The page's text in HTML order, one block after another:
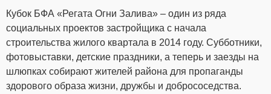
Кубок БФА «Регата Огни Залива» – один из ряда
социальных проектов застройщика с начала
строительства жилого квартала в 2014 году. Субботники,
фотовыставки, детские праздники, а теперь и заезды на
шлюпках собирают жителей района для пропаганды
здорового образа жизни, дружбы и добрососедства.